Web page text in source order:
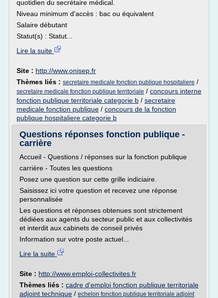
quotidien du secrétaire médical.
Niveau minimum d'accès : bac ou équivalent
Salaire débutant
Statut(s) : Statut...
Lire la suite
Site : http://www.onisep.fr
Thèmes liés : secretaire medicale fonction publique hospitaliere /
secretaire medicale fonction publique territoriale / concours interne
fonction publique territoriale categorie b / secretaire
medicale fonction publique / concours de la fonction
publique hospitaliere categorie b
Questions réponses fonction publique -
carrière
Accueil - Questions / réponses sur la fonction publique
carrière - Toutes les questions
Posez une question sur cette grille indiciaire.
Saisissez ici votre question et recevez une réponse
personnalisée
Les questions et réponses obtenues sont strictement
dédiées aux agents du secteur public et aux collectivités
et interdit aux cabinets de conseil privés
Information sur votre poste actuel...
Lire la suite
Site : http://www.emploi-collectivites.fr
Thèmes liés : cadre d'emploi fonction publique territoriale
adjoint technique / echelon fonction publique territoriale adjoint